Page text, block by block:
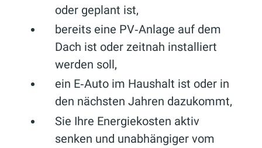
oder geplant ist,
bereits eine PV‑Anlage auf dem
Dach ist oder zeitnah installiert
werden soll,
ein E‑Auto im Haushalt ist oder in
den nächsten Jahren dazukommt,
Sie Ihre Energiekosten aktiv
senken und unabhängiger vom